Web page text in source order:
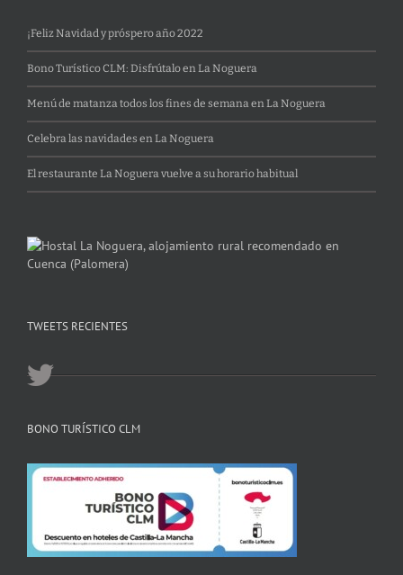
¡Feliz Navidad y próspero año 2022
Bono Turístico CLM: Disfrútalo en La Noguera
Menú de matanza todos los fines de semana en La Noguera
Celebra las navidades en La Noguera
El restaurante La Noguera vuelve a su horario habitual
TWEETS RECIENTES
BONO TURÍSTICO CLM